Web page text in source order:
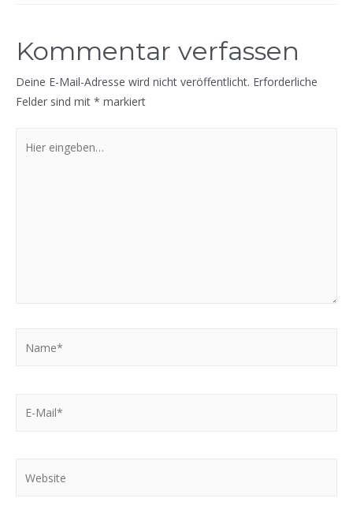
Kommentar verfassen
Deine E-Mail-Adresse wird nicht veröffentlicht. Erforderliche
Felder sind mit * markiert
eingeben…